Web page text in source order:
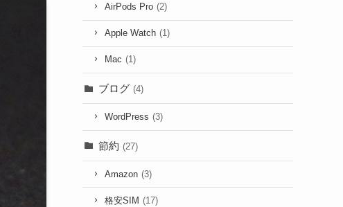
AirPods Pro (2)
Apple Watch (1)
Mac (1)
ブログ (4)
WordPress (3)
節約 (27)
Amazon (3)
格安SIM (17)